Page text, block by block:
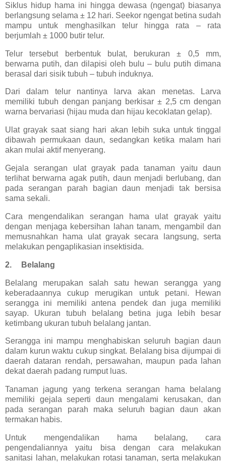
Siklus hidup hama ini hingga dewasa (ngengat) biasanya
berlangsung selama ± 12 hari. Seekor ngengat betina sudah
mampu untuk menghasilkan telur hingga rata – rata
berjumlah ± 1000 butir telur.
Telur tersebut berbentuk bulat, berukuran ± 0,5 mm,
berwarna putih, dan dilapisi oleh bulu – bulu putih dimana
berasal dari sisik tubuh – tubuh induknya.
Dari dalam telur nantinya larva akan menetas. Larva
memiliki tubuh dengan panjang berkisar ± 2,5 cm dengan
warna bervariasi (hijau muda dan hijau kecoklatan gelap).
Ulat grayak saat siang hari akan lebih suka untuk tinggal
dibawah permukaan daun, sedangkan ketika malam hari
akan mulai aktif menyerang.
Gejala serangan ulat grayak pada tanaman yaitu daun
terlihat berwarna agak putih, daun menjadi berlubang, dan
pada serangan parah bagian daun menjadi tak bersisa
sama sekali.
Cara mengendalikan serangan hama ulat grayak yaitu
dengan menjaga kebersihan lahan tanam, mengambil dan
memusnahkan hama ulat grayak secara langsung, serta
melakukan pengaplikasian insektisida.
2. Belalang
Belalang merupakan salah satu hewan serangga yang
keberadaannya cukup merugikan untuk petani. Hewan
serangga ini memiliki antena pendek dan juga memiliki
sayap. Ukuran tubuh belalang betina juga lebih besar
ketimbang ukuran tubuh belalang jantan.
Serangga ini mampu menghabiskan seluruh bagian daun
dalam kurun waktu cukup singkat. Belalang bisa dijumpai di
daerah dataran rendah, persawahan, maupun pada lahan
dekat daerah padang rumput luas.
Tanaman jagung yang terkena serangan hama belalang
memiliki gejala seperti daun mengalami kerusakan, dan
pada serangan parah maka seluruh bagian daun akan
termakan habis.
Untuk mengendalikan hama belalang, cara
pengendaliannya yaitu bisa dengan cara melakukan
sanitasi lahan, melakukan rotasi tanaman, serta melakukan